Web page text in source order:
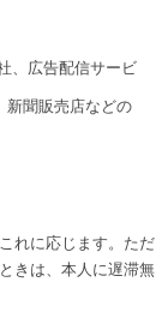
、広告配信サービ
新聞販売店などの
れに応じます。ただ
きは、本人に遅滞無